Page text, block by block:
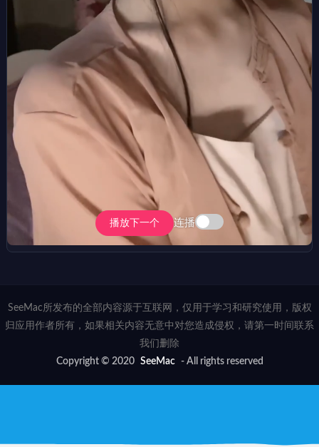
播放下一个 连播
SeeMac所发布的全部内容源于互联网，仅用于学习和研究使用，版权
归应用作者所有，如果相关内容无意中对您造成侵权，请第一时间联系
我们删除
Copyright © 2020 SeeMac - All rights reserved